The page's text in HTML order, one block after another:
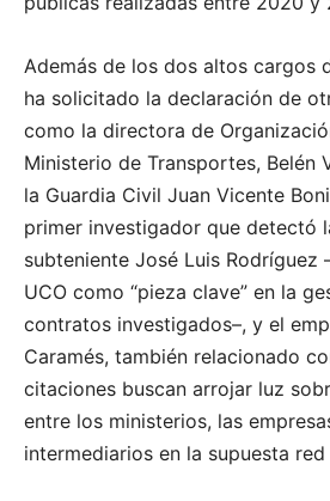
Además de los dos altos cargos
ha solicitado la declaración de
como la directora de
Ministerio de Transportes, Belén
la Guardia Civil Juan Vicente
primer investigador que detectó
subteniente José Luis Rodríguez
UCO como “pieza clave” en la
contratos investigados–, y el
Caramés, también relacionado
citaciones buscan arrojar luz
entre los ministerios, las
intermediarios en la supuesta